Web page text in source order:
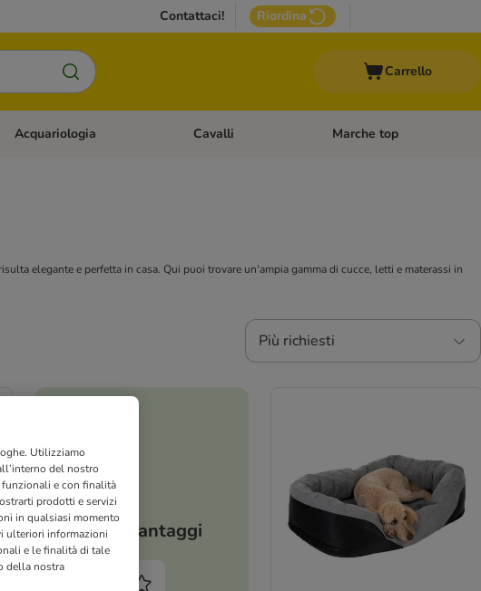
Contattaci! Riordina
Carrello
Apri Menù Categoria: Roditori & Uccelli
Acquariologia Apri Menù Categoria: Acquariologia
Cavalli Apri Menù Categoria: Cavalli
Marche top
elegante e perfetta in casa. Qui puoi trovare un'ampia gamma di cucce, letti e materassi in
Più richiesti
I tuoi vantaggi
Utilizziamo
del nostro
e con finalità
prodotti e servizi
in qualsiasi momento
ulteriori informazioni
e le finalità di tale
della nostra